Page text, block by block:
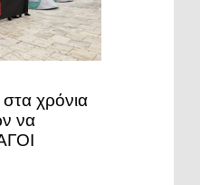
χρόνια
να